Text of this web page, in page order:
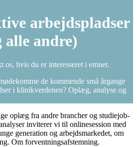
arbejdspladser
alle andre)
hvis du er interesseret i emnet.
de kommende små årgange
i klinikverdenen? Oplæg, analyse og
oplæg fra andre brancher og studiejob-
inviterer vi til onlinesession med
generation og arbejdsmarkedet, om
Om forventningsafstemning.